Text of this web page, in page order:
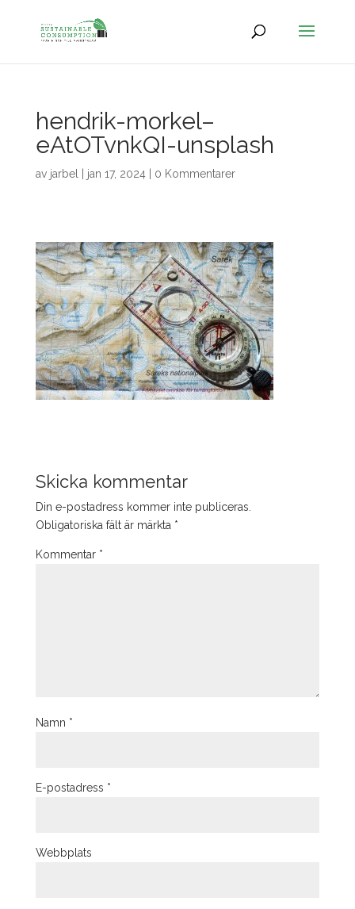
hendrik-morkel–
eAtOTvnkQI-unsplash
av jarbel jan 17, 2024| 0 Kommentarer
Skicka kommentar
Din e-postadress kommer inte publiceras.
Obligatoriska fält är märkta *
Kommentar *
Namn *
E-postadress *
Webbplats